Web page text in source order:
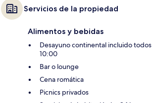
Servicios de la propiedad
Alimentos y bebidas
Desayuno continental incluido
10:00
Bar o lounge
Cena romática
Picnics privados